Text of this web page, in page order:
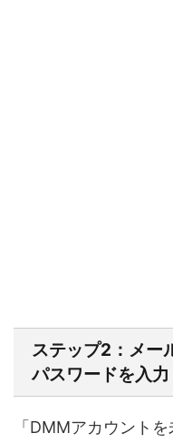
ステップ2：メー
パスワードを入力
「DMMアカウント